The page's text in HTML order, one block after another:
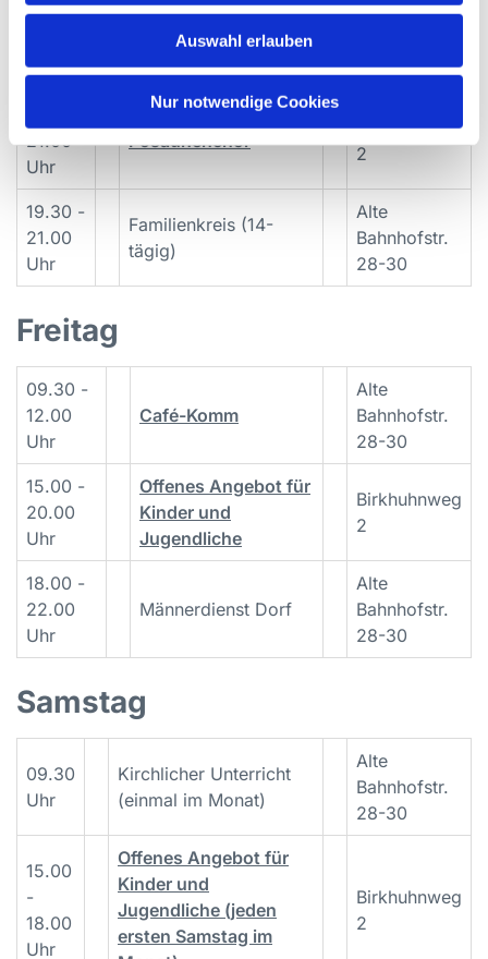
Auswahl erlauben
Nur notwendige Cookies
17.00 -
Uhr
Kinderchor
21.00
Uhr
Posaunenchor
Birkhuhnweg
2
19.30 -
21.00
Uhr
Familienkreis (14-
tägig)
Alte
Bahnhofstr.
28-30
Freitag
09.30 -
12.00
Uhr
Café-Komm
Alte
Bahnhofstr.
28-30
15.00 -
20.00
Uhr
Offenes Angebot für
Kinder und
Jugendliche
Birkhuhnweg
2
18.00 -
22.00
Uhr
Männerdienst Dorf
Alte
Bahnhofstr.
28-30
Samstag
09.30
Uhr
Kirchlicher Unterricht
(einmal im Monat)
Alte
Bahnhofstr.
28-30
15.00
-
18.00
Uhr
Offenes Angebot für
Kinder und
Jugendliche (jeden
ersten Samstag im
Birkhuhnweg
2